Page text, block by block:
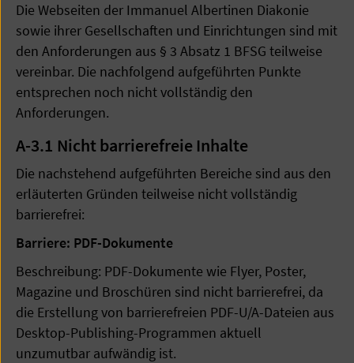
Die Webseiten der Immanuel Albertinen Diakonie
sowie ihrer Gesellschaften und Einrichtungen sind mit
den Anforderungen aus § 3 Absatz 1 BFSG teilweise
vereinbar. Die nachfolgend aufgeführten Punkte
entsprechen noch nicht vollständig den
Anforderungen.
A-3.1 Nicht barrierefreie Inhalte
Die nachstehend aufgeführten Bereiche sind aus den
erläuterten Gründen teilweise nicht vollständig
barrierefrei:
Barriere: PDF-Dokumente
Beschreibung: PDF-Dokumente wie Flyer, Poster,
Magazine und Broschüren sind nicht barrierefrei, da
die Erstellung von barrierefreien PDF-U/A-Dateien aus
Desktop-Publishing-Programmen aktuell
unzumutbar aufwändig ist.